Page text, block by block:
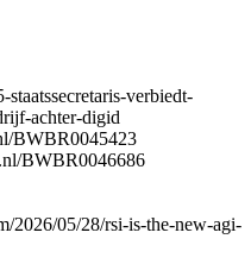
verbiedt-
achter-digid
BWBR0045423
BWBR0046686
2026/05/28/rsi-is-the-new-agi-